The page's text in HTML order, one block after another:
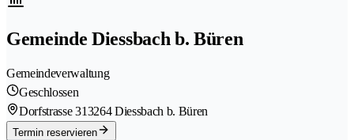
Gemeinde Diessbach b. Büren
Gemeindeverwaltung
Geschlossen
Dorfstrasse 313264 Diessbach b. Büren
Termin reservieren